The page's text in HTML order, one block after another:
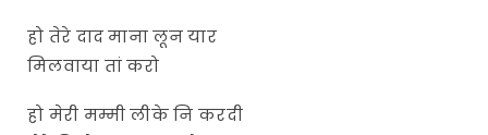
हो तेरे दाद माना लून यार
मिलवाया तां करो
हो मेरी मम्मी लीके नि करदी